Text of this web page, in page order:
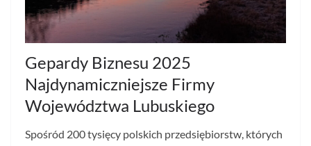
Gepardy Biznesu 2025
Najdynamiczniejsze Firmy
Województwa Lubuskiego
Spośród 200 tysięcy polskich przedsiębiorstw, których